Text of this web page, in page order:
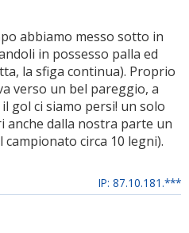
abbiamo messo sotto in
in possesso palla ed
la sfiga continua). Proprio
verso un bel pareggio, a
gol ci siamo persi! un solo
dalla nostra parte un
circa 10 legni).
IP: 87.10.181.***